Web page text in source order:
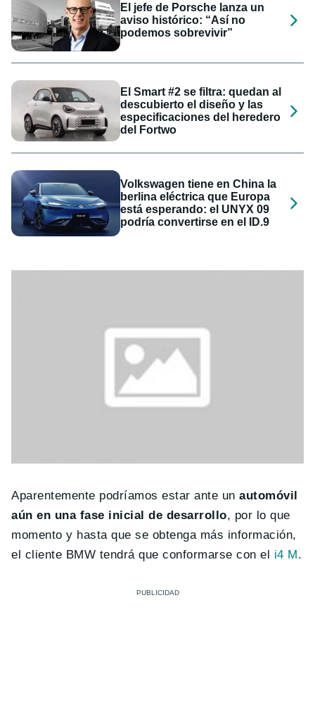
El jefe de Porsche lanza un
aviso histórico: “Así no
podemos sobrevivir”
El Smart #2 se filtra: quedan al
descubierto el diseño y las
especificaciones del heredero
del Fortwo
Volkswagen tiene en China la
berlina eléctrica que Europa
está esperando: el UNYX 09
podría convertirse en el ID.9
Aparentemente podríamos estar ante unautomóvil
aún en una fase inicial de desarrollo, por lo que
momento y hasta que se obtenga más información,
el cliente BMW tendrá que conformarse con el i4 M.